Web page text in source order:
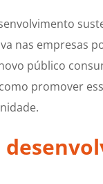
nas empresas
público
promover